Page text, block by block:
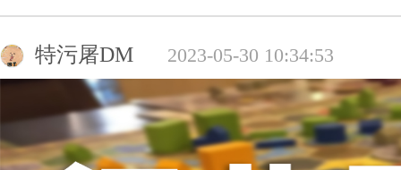
特污屠DM 2023-05-30 10:34:53